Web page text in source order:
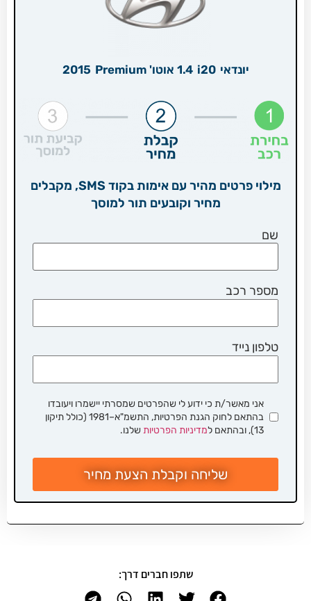
יונדאי i20 1.4 אוטו' Premium 2015
מילוי פרטים מהיר עם אימות בקוד SMS, מקבלים
מחיר וקובעים תור למוסך
שם
מספר רכב
טלפון נייד
אני מאשר/ת כי ידוע לי שהפרטים שמסרתי יישמרו ויעובדו
בהתאם לחוק הגנת הפרטיות, התשמ"א–1981 (כולל תיקון
13), ובהתאם ל
מדיניות הפרטיות שלנו.
שליחה וקבלת הצעת מחיר
שתפו חברים דרך: